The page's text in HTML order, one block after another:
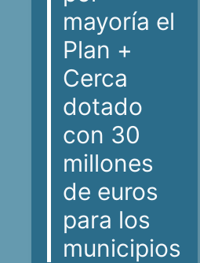
mayoría el
Plan +
Cerca
dotado
con 30
millones
de euros
para los
municipios